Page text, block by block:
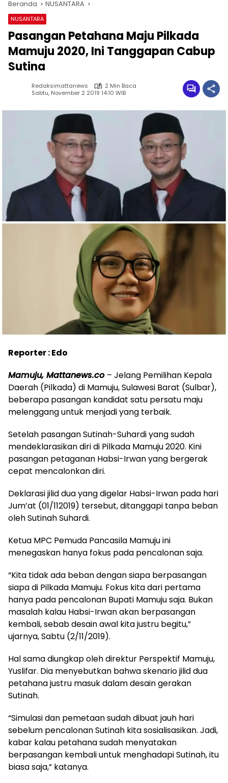
Beranda NUSANTARA
NUSANTARA
Pasangan Petahana Maju Pilkada
Mamuju 2020, Ini Tanggapan Cabup
Sutina
Redaksimattanews
2 Min Baca
Sabtu, November 2 2019 14:10 WIB
Reporter : Edo
Mamuju, Mattanews.co – Jelang Pemilihan Kepala
Daerah (Pilkada) di Mamuju, Sulawesi Barat (Sulbar),
beberapa pasangan kandidat satu persatu maju
melenggang untuk menjadi yang terbaik.
Setelah pasangan Sutinah-Suhardi yang sudah
mendeklarasikan diri di Pilkada Mamuju 2020. Kini
pasangan petaganan Habsi-Irwan yang bergerak
cepat mencalonkan diri.
Deklarasi jilid dua yang digelar Habsi-Irwan pada hari
Jum’at (01/112019) tersebut, ditanggapi tanpa beban
oleh Sutinah Suhardi.
Ketua MPC Pemuda Pancasila Mamuju ini
menegaskan hanya fokus pada pencalonan saja.
“Kita tidak ada beban dengan siapa berpasangan
siapa di Pilkada Mamuju. Fokus kita dari pertama
hanya pada pencalonan Bupati Mamuju saja. Bukan
masalah kalau Habsi-Irwan akan berpasangan
kembali, sebab desain awal kita justru begitu,”
ujarnya, Sabtu (2/11/2019).
Hal sama diungkap oleh direktur Perspektif Mamuju,
Yuslifar. Dia menyebutkan bahwa skenario jilid dua
petahana justru masuk dalam desain gerakan
Sutinah.
“Simulasi dan pemetaan sudah dibuat jauh hari
sebelum pencalonan Sutinah kita sosialisasikan. Jadi,
kabar kalau petahana sudah menyatakan
berpasangan kembali untuk menghadapi Sutinah, itu
biasa saja,” katanya.